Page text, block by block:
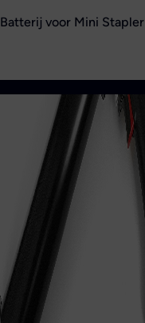
Batterij voor Mini Stapler